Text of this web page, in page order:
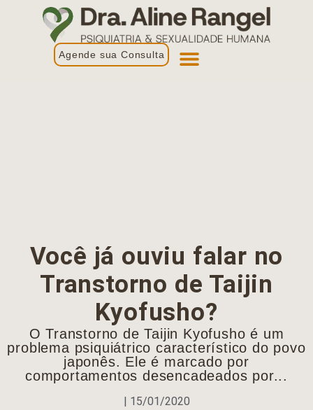
Agende sua Consulta
Você já ouviu falar no
Transtorno de Taijin
Kyofusho?
O Transtorno de Taijin Kyofusho é um
problema psiquiátrico característico do povo
japonês. Ele é marcado por
comportamentos desencadeados por...
| 15/01/2020